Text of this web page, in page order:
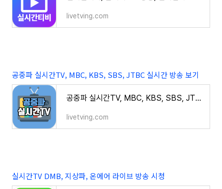
livetving.com
공중파 실시간TV, MBC, KBS, SBS, JTBC 실시간 방송 보기
공중파 실시간TV, MBC, KBS, SBS, JTBC 실시간 방송 보기
livetving.com
실시간TV DMB, 지상파, 온에어 라이브 방송 시청